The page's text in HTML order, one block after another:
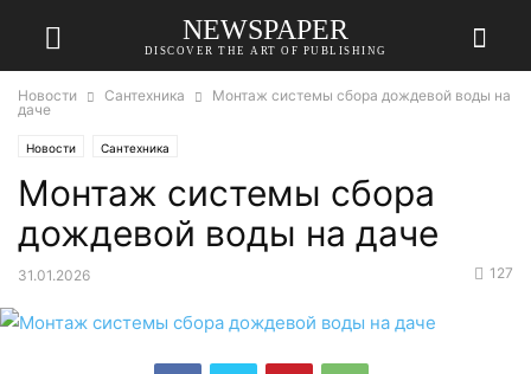
NEWSPAPER
DISCOVER THE ART OF PUBLISHING
Новости Сантехника
Монтаж системы сбора дождевой воды на
даче
Новости Сантехника
Монтаж системы сбора
дождевой воды на даче
31.01.2026 127